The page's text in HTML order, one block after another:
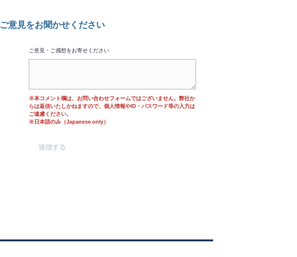
ご意見をお聞かせください
ご意見・ご感想をお寄せください
※本コメント欄は、お問い合わせフォームではございません。弊社か
らは返信いたしかねますので、個人情報やID・パスワード等の入力は
ご遠慮ください。
※日本語のみ（Japanese only）